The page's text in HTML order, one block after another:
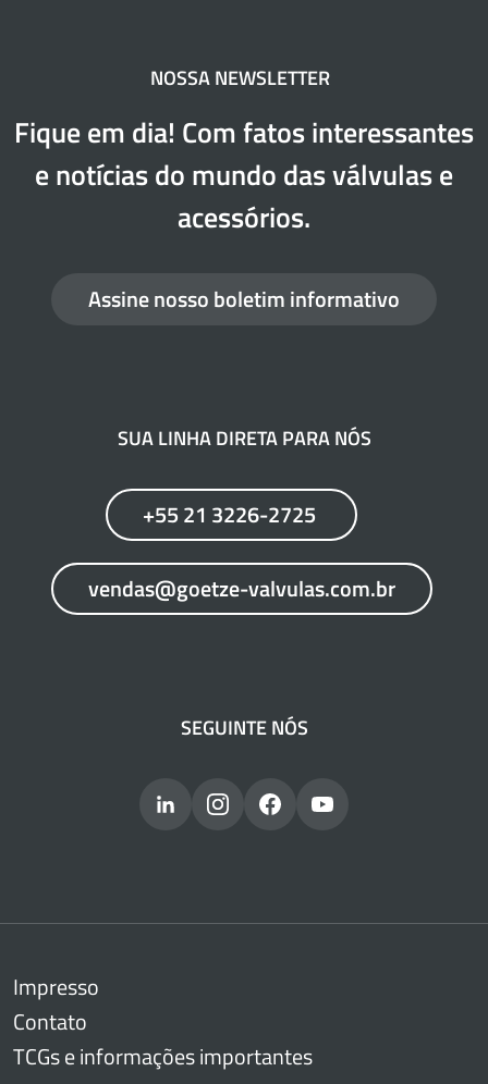
NOSSA NEWSLETTER
Fique em dia! Com fatos interessantes
e notícias do mundo das válvulas e
acessórios.
Assine nosso boletim informativo
SUA LINHA DIRETA PARA NÓS
+55 21 3226-2725
vendas@goetze-valvulas.com.br
SEGUINTE NÓS
Impresso
Contato
TCGs e informações importantes